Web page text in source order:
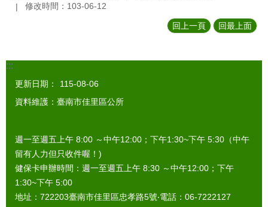
修改時間：103-06-12
回上一頁 回最上面
:::
更新日期：
115-08-06
資料維護：臺南市佳里區公所
週一至週五上午 8:00 ～中午12:00；下午1:30~下午 5:30（中午
留有人力但只收件喔！)
健保卡申辦時間：週一至週五上午 8:30 ～中午12:00；下午
1:30~下午 5:00
地址：722203臺南市佳里區忠孝路5號‧電話：06-7222127